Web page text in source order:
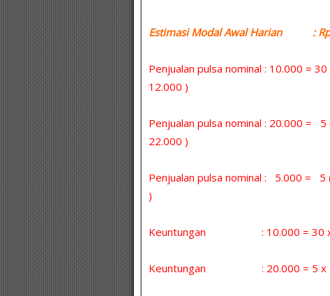
Estimasi Modal Awal Harian :
Penjualan pulsa nominal : 10.000 =
12.000 )
Penjualan pulsa nominal : 20.000 =
22.000 )
Penjualan pulsa nominal : 5.000 =
)
Keuntungan : 10.000 = 30 x
Keuntungan : 20.000 = 5 x